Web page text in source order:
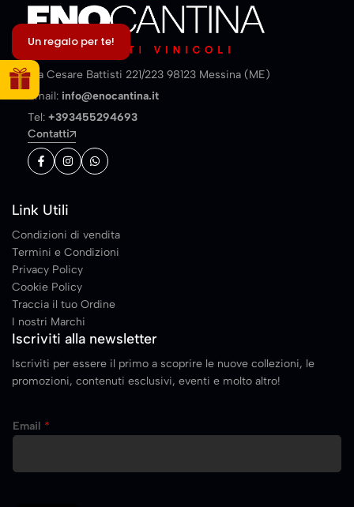
Via Cesare Battisti 221/223 98123 Messina (ME)
Email: info@enocantina.it
Tel: +393455294693
Contatti
Link Utili
Condizioni di vendita
Termini e Condizioni
Privacy Policy
Cookie Policy
Traccia il tuo Ordine
I nostri Marchi
Iscriviti alla newsletter
Iscriviti per essere il primo a scoprire le nuove collezioni, le
promozioni, contenuti esclusivi, eventi e molto altro!
m
i
Email *
Un regalo per te!